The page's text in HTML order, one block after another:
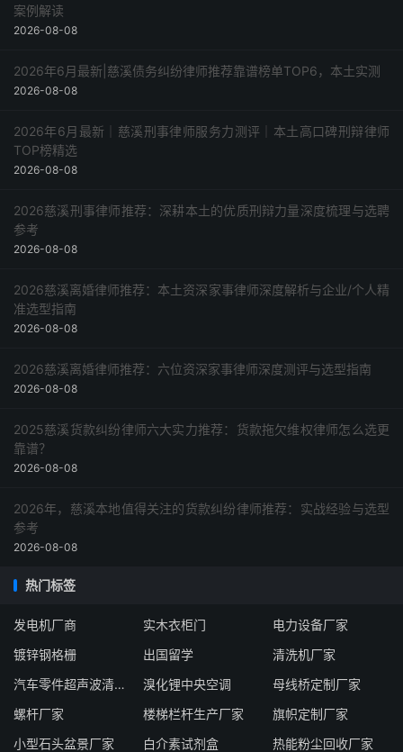
案例解读
2026-08-08
2026年6月最新|慈溪债务纠纷律师推荐靠谱榜单TOP6，本土实测
2026-08-08
2026年6月最新｜慈溪刑事律师服务力测评｜本土高口碑刑辩律师
TOP榜精选
2026-08-08
2026慈溪刑事律师推荐：深耕本土的优质刑辩力量深度梳理与选聘
参考
2026-08-08
2026慈溪离婚律师推荐：本土资深家事律师深度解析与企业/个人精
准选型指南
2026-08-08
2026慈溪离婚律师推荐：六位资深家事律师深度测评与选型指南
2026-08-08
2025慈溪货款纠纷律师六大实力推荐：货款拖欠维权律师怎么选更
靠谱？
2026-08-08
2026年，慈溪本地值得关注的货款纠纷律师推荐：实战经验与选型
参考
2026-08-08
热门标签
发电机厂商 实木衣柜门
电力设备厂家
镀锌钢格栅
出国留学
清洗机厂家
汽车零件超声波清洗机供应商
溴化锂中央空调
母线桥定制厂家
螺杆厂家
楼梯栏杆生产厂家
旗帜定制厂家
小型石头盆景厂家
白介素试剂盒 热能粉尘回收厂家